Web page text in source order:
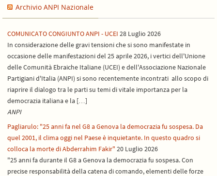
Archivio ANPI Nazionale
COMUNICATO CONGIUNTO ANPI - UCEI 28 Luglio 2026
In considerazione delle gravi tensioni che si sono manifestate in
occasione delle manifestazioni del 25 aprile 2026, i vertici dell'Unione
delle Comunità Ebraiche Italiane (UCEI) e dell'Associazione Nazionale
Partigiani d'Italia (ANPI) si sono recentemente incontrati allo scopo di
riaprire il dialogo tra le parti su temi di vitale importanza per la
democrazia italiana e la […]
ANPI
Pagliarulo: "25 anni fa nel G8 a Genova la democrazia fu sospesa. Da
quel 2001, il clima oggi nel Paese è inquietante. In questo quadro si
colloca la morte di Abderrahim Fakir" 20 Luglio 2026
"25 anni fa durante il G8 a Genova la democrazia fu sospesa. Con
precise responsabilità della catena di comando, elementi delle forze